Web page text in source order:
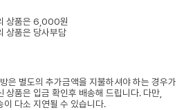
상품은 6,000원
품은 당사부담
은 별도의 추가금액을 지불하셔야 하는 경우가
상품은 입금 확인후 배송해 드립니다. 다만,
다소 지연될 수 있습니다.